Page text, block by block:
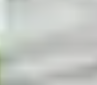
est un vrai
fort taux
emblématique